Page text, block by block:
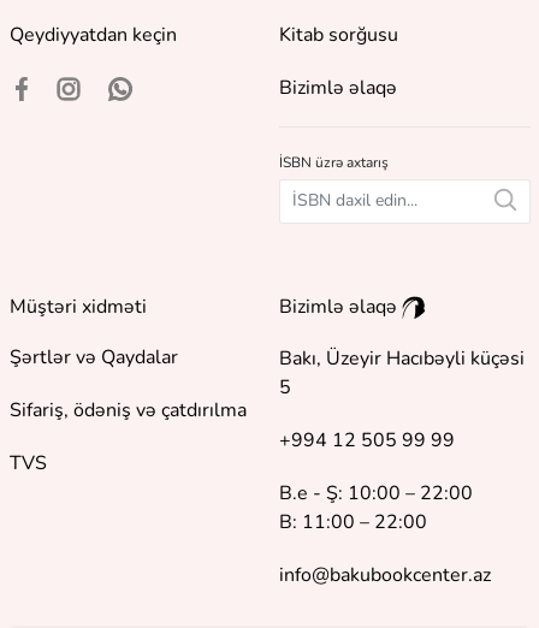
Qeydiyyatdan keçin
Kitab sorğusu
Bizimlə əlaqə
İSBN üzrə axtarış
Müştəri xidməti
Şərtlər və Qaydalar
Sifariş, ödəniş və çatdırılma
TVS
Bizimlə əlaqə
Bakı, Üzeyir Hacıbəyli küçəsi
5
+994 12 505 99 99
B.e - Ş: 10:00 – 22:00
B: 11:00 – 22:00
info@bakubookcenter.az